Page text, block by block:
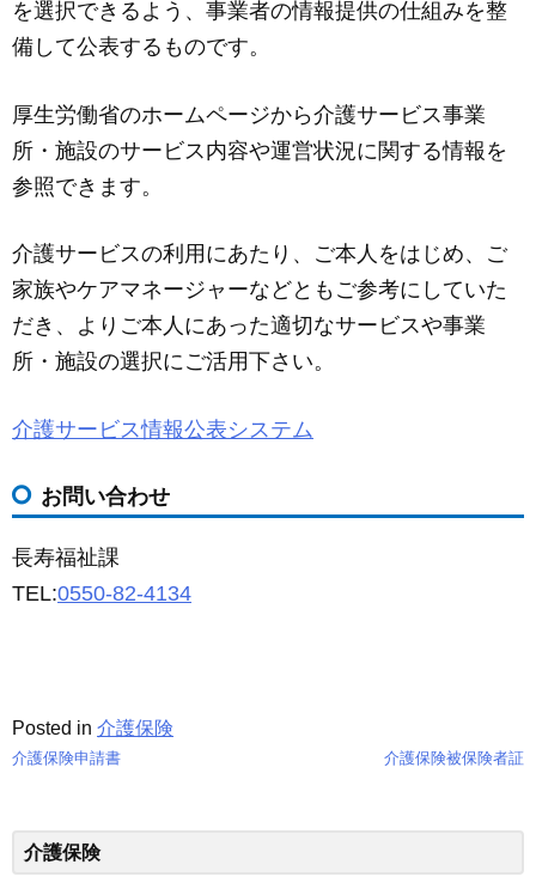
o
k
g
を選択できるよう、事業者の情報提供の仕組みを整
備して公表するものです。
厚生労働省のホームページから介護サービス事業
所・施設のサービス内容や運営状況に関する情報を
参照できます。
介護サービスの利用にあたり、ご本人をはじめ、ご
家族やケアマネージャーなどともご参考にしていた
だき、よりご本人にあった適切なサービスや事業
所・施設の選択にご活用下さい。
介護サービス情報公表システム
お問い合わせ
長寿福祉課
TEL:0550-82-4134
Posted in 介護保険
稿
ナ
介護保険申請書 介護保険被保険者証
介護保険